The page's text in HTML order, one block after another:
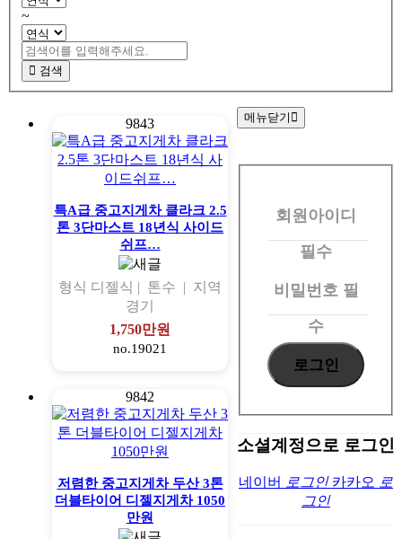
~
검색
9843
특A급 중고지게차 클라크 2.5
톤 3단마스트 18년식 사이드
쉬프…
형식 디젤식 | 톤수 | 지역
경기
1,750만원
no.19021
9842
저렴한 중고지게차 두산 3톤
더블타이어 디젤지게차 1050
만원
메뉴닫기
회
회원아이디
필수
비밀번호 필
수
소셜계정으로 로그인
네이버 로그인 카카오 로
그인